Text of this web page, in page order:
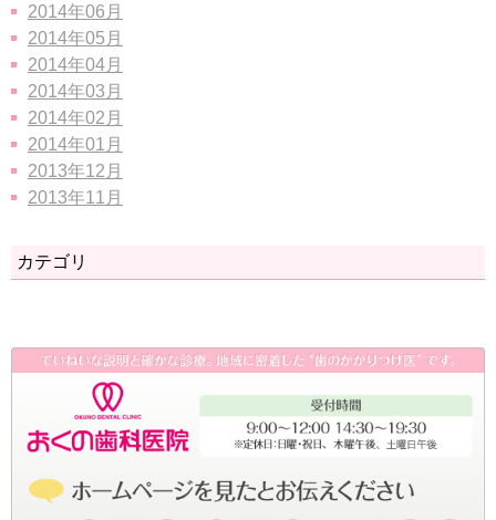
2014年06月
2014年05月
2014年04月
2014年03月
2014年02月
2014年01月
2013年12月
2013年11月
カテゴリ